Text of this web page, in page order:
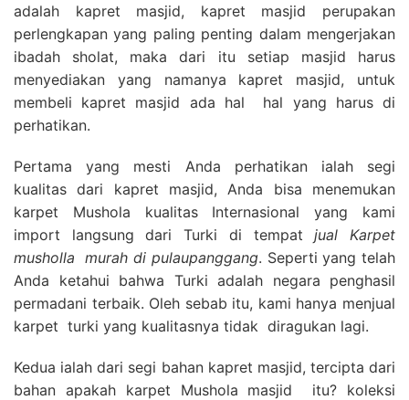
adalah kapret masjid, kapret masjid perupakan
perlengkapan yang paling penting dalam mengerjakan
ibadah sholat, maka dari itu setiap masjid harus
menyediakan yang namanya kapret masjid, untuk
membeli kapret masjid ada hal hal yang harus di
perhatikan.
Pertama yang mesti Anda perhatikan ialah segi
kualitas dari kapret masjid, Anda bisa menemukan
karpet Mushola kualitas Internasional yang kami
import langsung dari Turki di tempatjual Karpet
musholla
murah di pulaupanggang. Seperti yang telah
Anda ketahui bahwa Turki adalah negara penghasil
permadani terbaik. Oleh sebab itu, kami hanya menjual
karpet turki yang kualitasnya tidak diragukan lagi.
Kedua ialah dari segi bahan kapret masjid, tercipta dari
bahan apakah karpet Mushola masjid itu? koleksi